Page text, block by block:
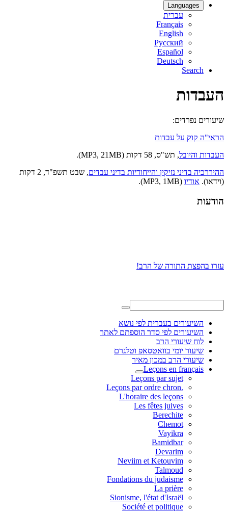
Languages
עברית
Français
English
Русский
Español
Deutsch
Search
העבדות
שיעורים נפרדים:
הראי"ה קוק על עבדות
העבדות והיובל, תש"ס, 58 דקות (MP3, 21MB).
ההיררכיה בדיני נזיקין והייחודיות בדיני עבדים
, שבט תשפ"ד, 2 דקות
(וידאו). אודיו (MP3, 1MB).
הודעות
עזרו בהפצת התורה של הרב!
השיעורים בעברית לפי נושא
השיעורים לפי סדר הוספתם לאתר
לוח שיעורי הרב
שיעור יומי בוואטסאפ וטלגרם
שיעורי הרב במכון מאיר
Leçons en français
Leçons par sujet
.Leçons par ordre chron
L'horaire des leçons
Les fêtes juives
Berechite
Chemot
Vayikra
Bamidbar
Devarim
Neviim et Ketouvim
Talmoud
Fondations du judaisme
La prière
Sionisme, l'état d'Israël
Société et politique